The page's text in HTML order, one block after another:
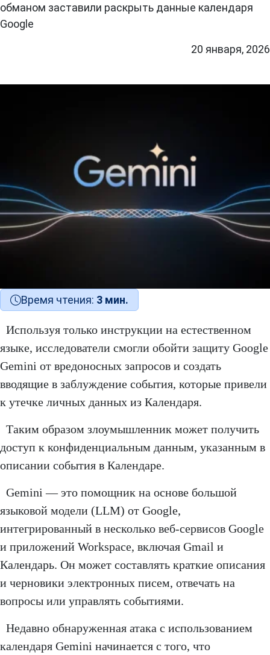
обманом заставили раскрыть данные календаря
Google
20 января, 2026
Время чтения: 3 мин.
Используя только инструкции на естественном
языке, исследователи смогли обойти защиту Google
Gemini от вредоносных запросов и создать
вводящие в заблуждение события, которые привели
к утечке личных данных из Календаря.
Таким образом злоумышленник может получить
доступ к конфиденциальным данным, указанным в
описании события в Календаре.
Gemini — это помощник на основе большой
языковой модели (LLM) от Google,
интегрированный в несколько веб-сервисов Google
и приложений Workspace, включая Gmail и
Календарь. Он может составлять краткие описания
и черновики электронных писем, отвечать на
вопросы или управлять событиями.
Недавно обнаруженная атака с использованием
календаря Gemini начинается с того, что